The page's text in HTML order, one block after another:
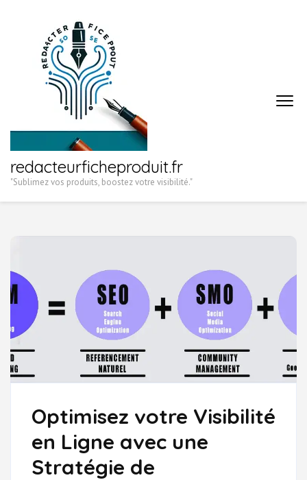
redacteurficheproduit.fr
"Sublimez vos produits, boostez votre visibilité."
Optimisez votre Visibilité
en Ligne avec une
Stratégie de